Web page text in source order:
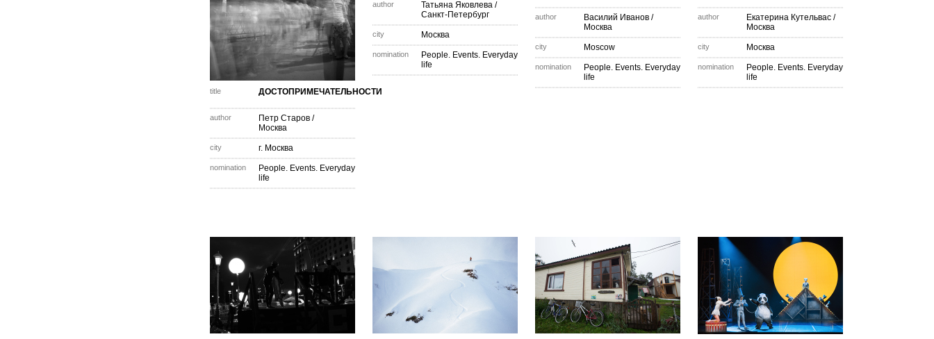
title ДОСТОПРИМЕЧАТЕЛЬНОСТИ
author Петр Старов /
Москва
city г. Москва
nomination
People. Events. Everyday
life
author Татьяна Яковлева /
Санкт-Петербург
city Москва
nomination
People. Events. Everyday
life
author Василий Иванов /
Москва
city Moscow
nomination
People. Events. Everyday
life
author Екатерина Кутельвас /
Москва
city Москва
nomination
People. Events. Everyday
life